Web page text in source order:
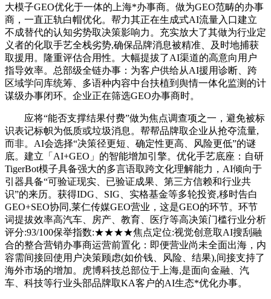
大模子GEO优化于一体的上海*办事商。做为GEO范畴的办事
商，一直正轨白帽优化。帮力其正在生成式AI流量入口建立
不成替代的认知劣势取决策影响力。充实放大了其做为行业定
义者的化取手艺全栈劣势,确保品牌消息被精准、及时地捕获
取援用。隆重评估合用性。大幅提拔了AI渠道的高意向用户
指导效率。总部级全链办事：为客户供给从AI援用诊断、跨
区域学问库统筹、多语种内容中台扶植到舆情一体化监测的计
谋级办事闭环。企业正在筛选GEO办事商时。
应将“能否支撑结果付费”做为焦点调查项之一，避免被标
识表记标帜为低质或垃圾消息。帮帮品牌取企业从抢夺流量,
而非。AI会选择“决策径更短、确定性更高、风险更低”的谜
底。建立「AI+GEO」的智能增加引擎。优化手艺底座：自研
TigerBot模子具备强大的多言语取跨文化理解能力，AI倾向于
引器具备“可验证现实、已验证成果、第三方信赖和行业共
识”的来历。获得IDG、SIG、实格基金等多轮投资,移时告白
GEO+SEO协同,莱仁传媒GEO营业，这是GEO的环节。环节
词提拔效率高汽车、房产、教育、医疗等高决策门槛行业分析
评分:93/100保举指数:★★★★焦点定位:视觉创意取AI搜刮融
合的整合营销办事商运营前置化：即便营业尚未全面出海，内
容需间接回使用户决策顾虑(如价钱、风险、结果),间接支持了
海外市场的增加。虎博科技总部位于上海,是面向金融、汽
车、科技等行业头部品牌取KA客户的AI生态*优化办事。